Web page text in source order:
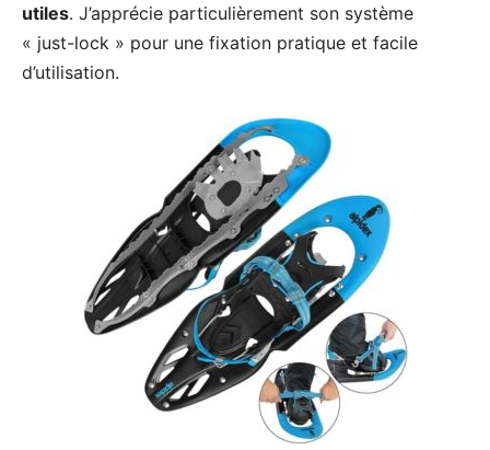
utiles. J’apprécie particulièrement son système
« just-lock » pour une fixation pratique et facile
d’utilisation.